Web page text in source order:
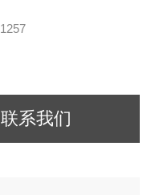
1257
联系我们